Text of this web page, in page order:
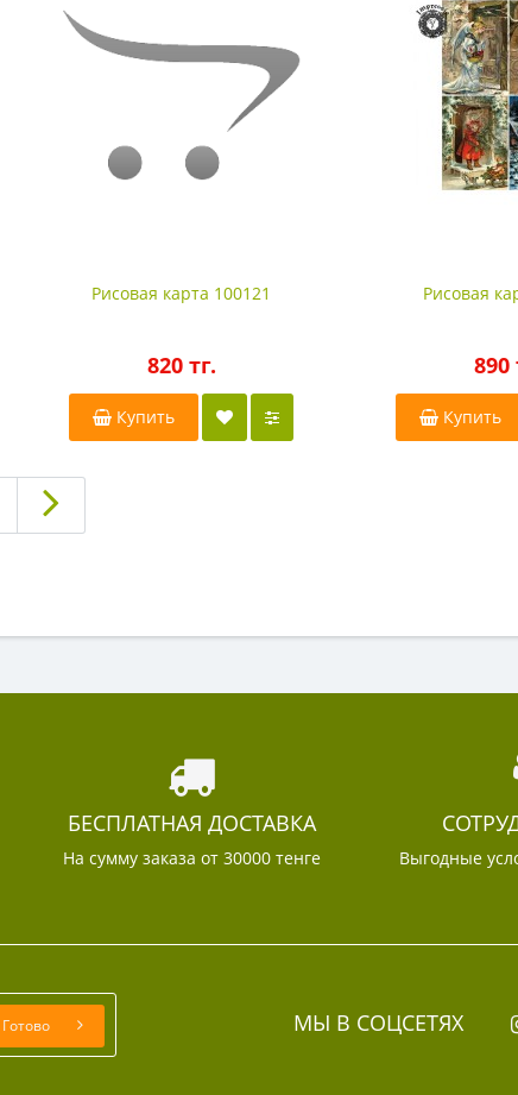
Рисовая карта 100121
820 тг.
Купить
Рисовая
890
Купить
БЕСПЛАТНАЯ ДОСТАВКА
На сумму заказа от 30000 тенге Выгодные
Готово МЫ В СОЦСЕТЯХ